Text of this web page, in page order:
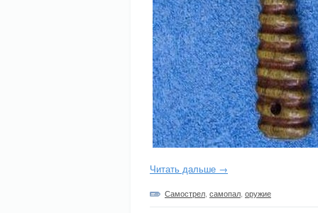
Читать дальше →
Самострел самопал оружие